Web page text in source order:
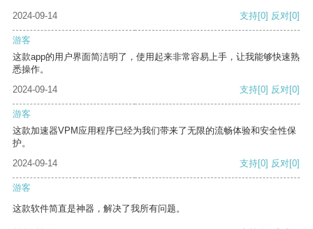
2024-09-14
支持[0] 反对[0]
游客
这款app的用户界面简洁明了，使用起来非常容易上手，让我能够快速熟
悉操作。
2024-09-14
支持[0] 反对[0]
游客
这款加速器VPM应用程序已经为我们带来了无限的流畅体验和安全性保
护。
2024-09-14
支持[0] 反对[0]
游客
这款软件简直是神器，解决了我所有问题。